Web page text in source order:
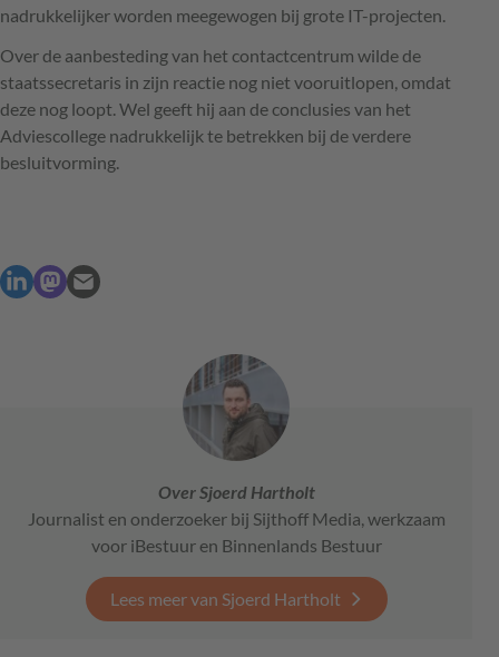
nadrukkelijker worden meegewogen bij grote IT-projecten.
Over de aanbesteding van het contactcentrum wilde de
staatssecretaris in zijn reactie nog niet vooruitlopen, omdat
deze nog loopt. Wel geeft hij aan de conclusies van het
Adviescollege nadrukkelijk te betrekken bij de verdere
besluitvorming.
Over Sjoerd Hartholt
Journalist en onderzoeker bij Sijthoff Media, werkzaam
voor iBestuur en Binnenlands Bestuur
Lees meer van Sjoerd Hartholt